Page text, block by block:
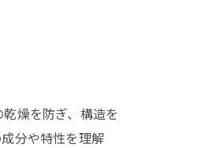
燥を防ぎ、構造を
分や特性を理解